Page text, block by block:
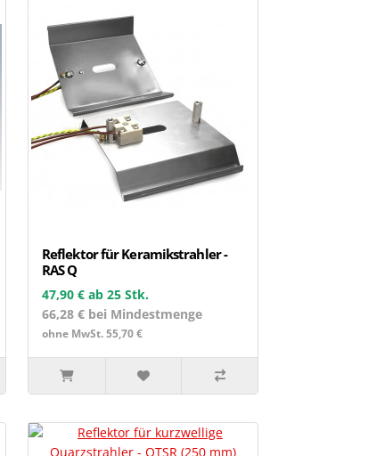
Reflektor für Keramikstrahler -
RAS Q
47,90 € ab 25 Stk.
66,28 € bei Mindestmenge
ohne MwSt. 55,70 €